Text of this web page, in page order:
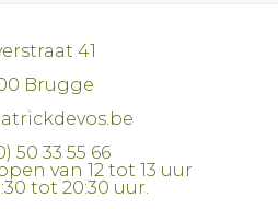
41
Brugge
50 33 55 66
van 12 tot 13 uur
tot 20:30 uur.